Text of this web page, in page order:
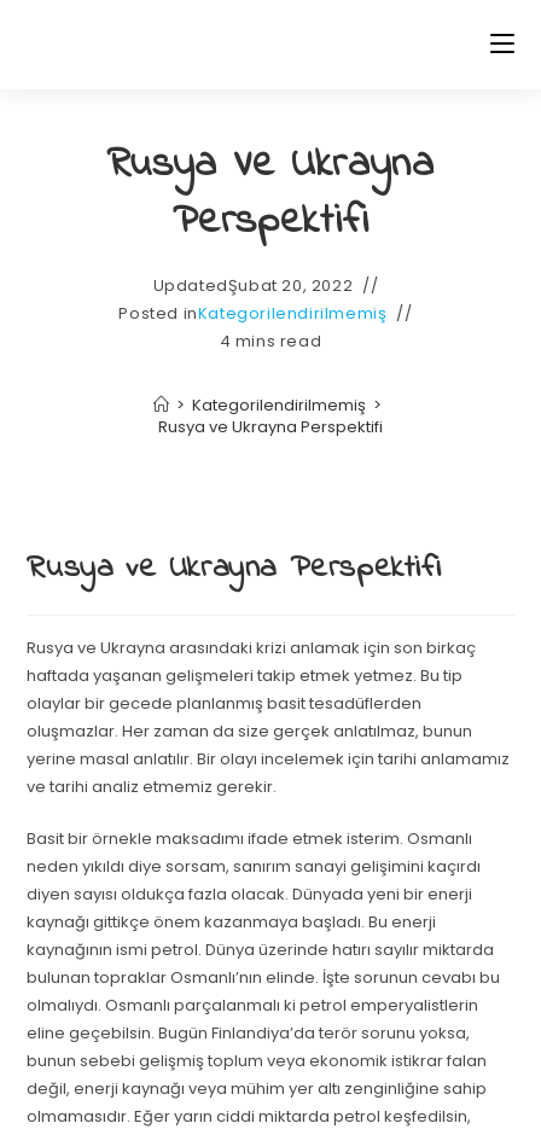
Rusya Ve Ukrayna
Perspektifi
UpdatedŞubat 20, 2022
Posted inKategorilendirilmemiş
4 mins read
> Kategorilendirilmemiş >
Rusya ve Ukrayna Perspektifi
Rusya ve Ukrayna Perspektifi
Rusya ve Ukrayna arasındaki krizi anlamak için son birkaç
haftada yaşanan gelişmeleri takip etmek yetmez. Bu tip
olaylar bir gecede planlanmış basit tesadüflerden
oluşmazlar. Her zaman da size gerçek anlatılmaz, bunun
yerine masal anlatılır. Bir olayı incelemek için tarihi anlamamız
ve tarihi analiz etmemiz gerekir.
Basit bir örnekle maksadımı ifade etmek isterim. Osmanlı
neden yıkıldı diye sorsam, sanırım sanayi gelişimini kaçırdı
diyen sayısı oldukça fazla olacak. Dünyada yeni bir enerji
kaynağı gittikçe önem kazanmaya başladı. Bu enerji
kaynağının ismi petrol. Dünya üzerinde hatırı sayılır miktarda
bulunan topraklar Osmanlı’nın elinde. İşte sorunun cevabı bu
olmalıydı. Osmanlı parçalanmalı ki petrol emperyalistlerin
eline geçebilsin. Bugün Finlandiya’da terör sorunu yoksa,
bunun sebebi gelişmiş toplum veya ekonomik istikrar falan
değil, enerji kaynağı veya mühim yer altı zenginliğine sahip
olmamasıdır. Eğer yarın ciddi miktarda petrol keşfedilsin,